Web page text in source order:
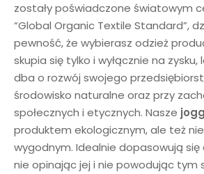
zostały poświadczone światowym
“Global Organic Textile Standard”,
pewność, że wybierasz odzież
skupia się tylko i wyłącznie na
dba o rozwój swojego
środowisko naturalne oraz przy
społecznych i etycznych. Nasze
produktem ekologicznym, ale też
wygodnym. Idealnie dopasowują się
nie opinając jej i nie powodując tym